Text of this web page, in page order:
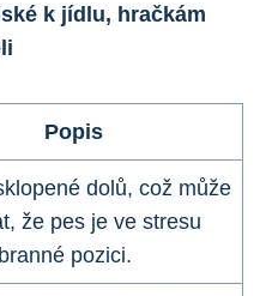
k jídlu, hračkám
Popis
dolů, což může
že pes je ve stresu
pozici.